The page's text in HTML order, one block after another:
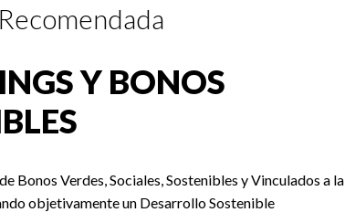
Y BONOS
Bonos Verdes, Sociales, Sostenibles y Vinculados a la
objetivamente un Desarrollo Sostenible